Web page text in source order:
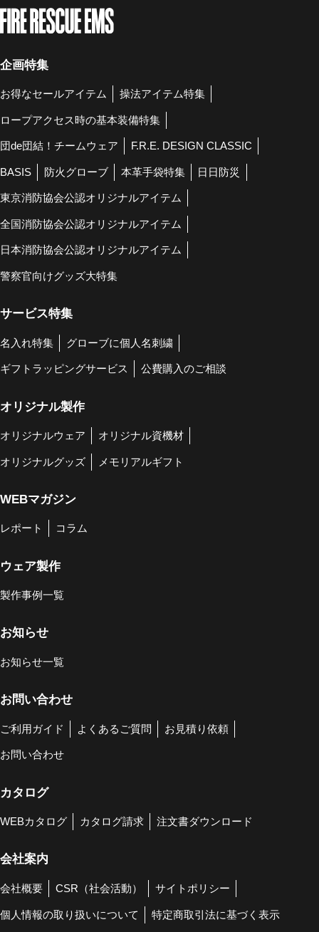
企画特集
お得なセールアイテム 操法アイテム特集
ロープアクセス時の基本装備特集
団de団結！チームウェア F.R.E. DESIGN CLASSIC
BASIS 防火グローブ 本革手袋特集 日日防災
東京消防協会公認オリジナルアイテム
全国消防協会公認オリジナルアイテム
日本消防協会公認オリジナルアイテム
警察官向けグッズ大特集
サービス特集
名入れ特集 グローブに個人名刺繍
ギフトラッピングサービス 公費購入のご相談
オリジナル製作
オリジナルウェア オリジナル資機材
オリジナルグッズ メモリアルギフト
WEBマガジン
レポート コラム
ウェア製作
製作事例一覧
お知らせ
お知らせ一覧
お問い合わせ
ご利用ガイド よくあるご質問 お見積り依頼
お問い合わせ
カタログ
WEBカタログ カタログ請求 注文書ダウンロード
会社案内
会社概要 CSR（社会活動） サイトポリシー
個人情報の取り扱いについて 特定商取引法に基づく表示